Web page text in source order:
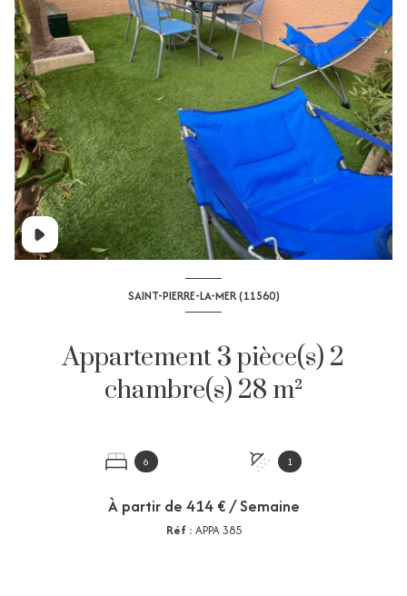
SAINT-PIERRE-LA-MER (11560)
Appartement 3 pièce(s) 2
chambre(s) 28 m²
6 1
À partir de 414 € / Semaine
Réf : APPA 385